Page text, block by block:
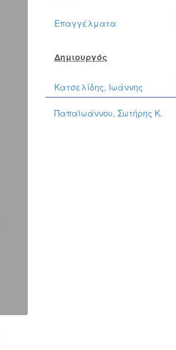
Επαγγέλματα
Δημιουργός
Κατσελίδης, Ιωάννης
Παπαϊωάννου, Σωτήρης Κ.